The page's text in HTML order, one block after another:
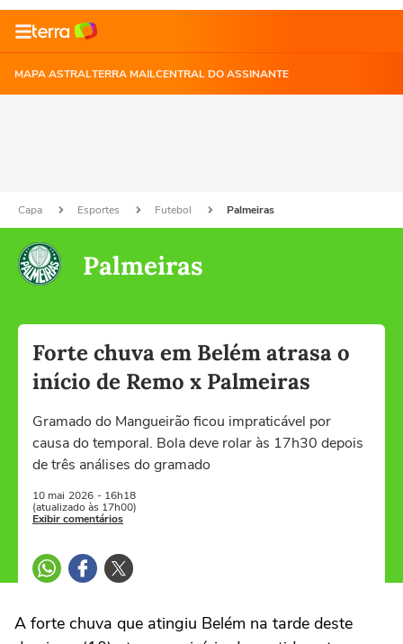
MAPA ASTRALTERRA MAILCENTRAL DO ASSINANTE
Capa Esportes Futebol Palmeiras
Palmeiras
Forte chuva em Belém atrasa o
início de Remo x Palmeiras
Gramado do Mangueirão ficou impraticável por
causa do temporal. Bola deve rolar às 17h30 depois
de três análises do gramado
10 mai 2026 - 16h18
(atualizado às 17h00)
Exibir comentários
A forte chuva que atingiu Belém na tarde deste